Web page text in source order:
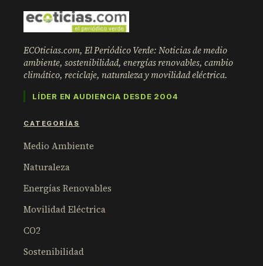
ECOticias.com, El Periódico Verde: Noticias de medio
ambiente, sostenibilidad, energías renovables, cambio
climático, reciclaje, naturaleza y movilidad eléctrica.
LÍDER EN AUDIENCIA DESDE 2004
CATEGORÍAS
Medio Ambiente
Naturaleza
Energías Renovables
Movilidad Eléctrica
CO2
Sostenibilidad